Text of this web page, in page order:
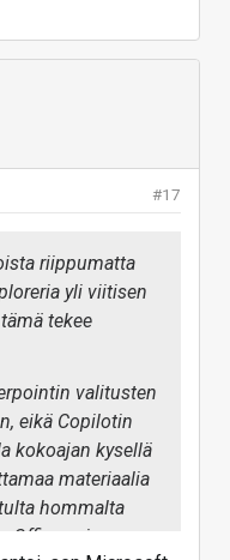
#17
riippumatta
yli viitisen
tekee
valitusten
eikä Copilotin
kokoajan kysellä
materiaalia
hommalta
Officea ei vaan